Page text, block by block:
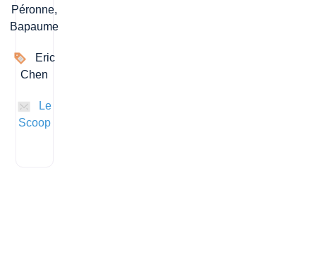
Péronne,
Bapaume
Eric
Chen
Le
Scoop